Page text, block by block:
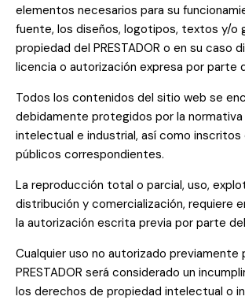
elementos necesarios para su
fuente, los diseños, logotipos, textos y/o
propiedad del PRESTADOR o en su caso
licencia o autorización expresa por parte
Todos los contenidos del sitio web se
debidamente protegidos por la
intelectual e industrial, así como
públicos correspondientes.
La reproducción total o parcial, uso,
distribución y comercialización, requiere
la autorización escrita previa por parte del
Cualquier uso no autorizado previamente
PRESTADOR será considerado un
los derechos de propiedad intelectual o